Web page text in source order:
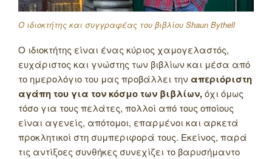
Ο ιδιοκτήτης και συγγραφέας του βιβλίου Shaun Bythell
Ο ιδιοκτήτης είναι ένας κύριος χαμογελαστός,
ευχάριστος και γνώστης των βιβλίων και μέσα από
το ημερολόγιο του μας προβάλλει την απεριόριστη
αγάπη του για τον κόσμο των βιβλίων,όχι όμως
τόσο για τους πελάτες, πολλοί από τους οποίους
είναι αγενείς, απότομοι, επαρμένοι και αρκετά
προκλητικοί στη συμπεριφορά τους. Εκείνος, παρά
τις αντίξοες συνθήκες συνεχίζει το βαρυσήμαντο